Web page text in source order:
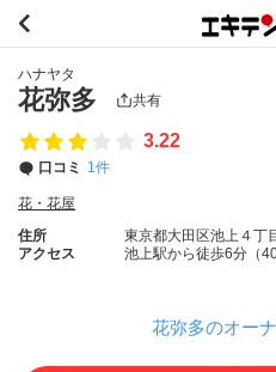
ハナヤタ
花弥多 共有
3.22
口コミ 1件
花・花屋
住所
東京都大田区池上４丁
アクセス
池上駅から徒歩6分（
花弥多のオー